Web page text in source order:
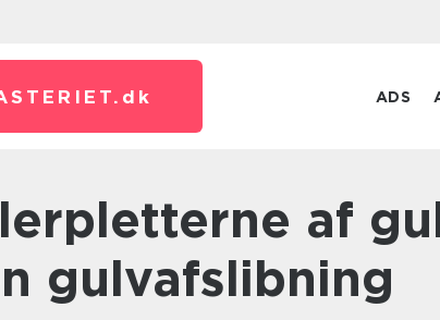
dk ADS
gulvafslibning